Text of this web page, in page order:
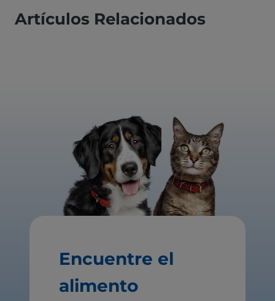
Artículos Relacionados
Encuentre el
alimento